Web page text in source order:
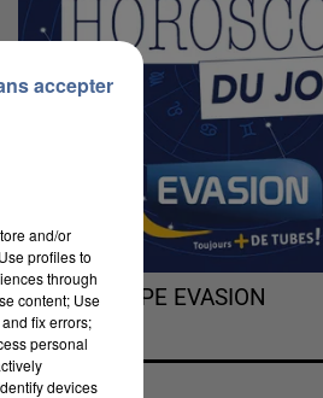
L'HOROSCOPE EVASION
and/or
profiles to
through
content; Use
fix errors;
personal
devices
accepter